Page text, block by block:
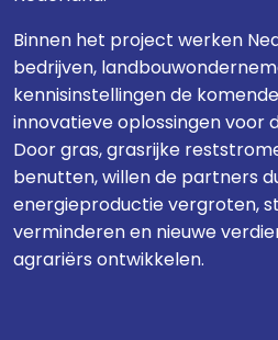
Binnen het project werken
bedrijven,
kennisinstellingen de
innovatieve oplossingen voor
Door gras, grasrijke
benutten, willen de partners
energieproductie vergroten,
verminderen en nieuwe
agrariërs ontwikkelen.